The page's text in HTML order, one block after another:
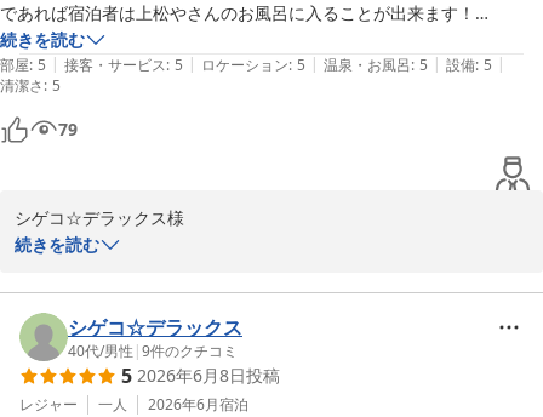
であれば宿泊者は上松やさんのお風呂に入ることが出来ます！
男湯、女湯は１日おきに入れ替わるので夜はもちろん、必ず朝も入って
頂きたい。
向かって右側には1人用の真田風呂があり私のお気に入りでもある。
脱衣所併設の休憩所もありますが、入り口手前にあるウォーターサーバ
ー脇に「上松や秘伝の味噌スープ」があり、コレを頂けば少々お酒が深
続きを読む
部屋: 5 | 接客・サービス: 5 | ロケーション: 5 | 温泉・お風呂: 5 | 設備: 5 |
清潔さ: 5
79
シゲコ☆デラックス様
コミとお写真をご投稿いただきありがとうございます。
系列の旅宿 上松やのお風呂も満喫していただけたようで、大変嬉し
く思います！
真田風呂や休憩所、さらには「上松や秘伝の味噌スープ」まで！！
続きを読む
シゲコ☆デラックス
40代/男性 |9件のクチコミ
5 2026年6月8日投稿
レジャー 一人 2026年6月宿泊